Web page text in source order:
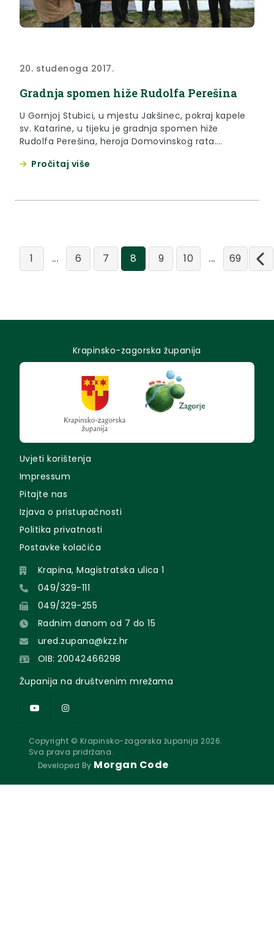
20. studenoga 2017.
Gradnja spomen hiže Rudolfa Perešina
U Gornjoj Stubici, u mjestu Jakšinec, pokraj kapele
sv. Katarine, u tijeku je gradnja spomen hiže
Rudolfa Perešina, heroja Domovinskog rata.
financiraju ga Općina Gornja Stubica i Krapinsko –
Pročitaj više
1 ... 6 7 8 9 10 ... 69
Krapinsko-zagorska županija
Uvjeti korištenja
Impressum
Pitajte nas
Izjava o pristupačnosti
Politika privatnosti
Postavke kolačića
Krapina, Magistratska ulica 1
049/329-111
049/329-255
Radnim danom od 7 do 15
ured.zupana@kzz.hr
OIB: 20042466298
Županija na društvenim mrežama
Copyright © Krapinsko-zagorska županija 2026.
Sva prava pridržana.
Developed By Morgan Code